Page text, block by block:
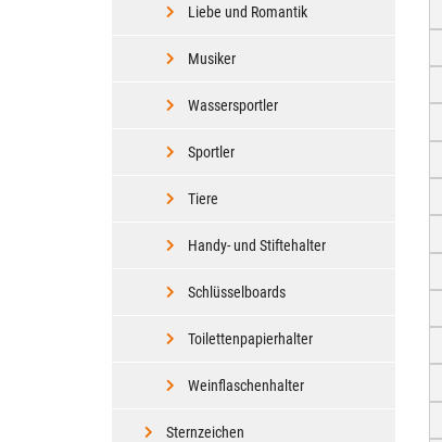
Liebe und Romantik
Musiker
Wassersportler
Sportler
Tiere
Handy- und Stiftehalter
Schlüsselboards
Toilettenpapierhalter
Weinflaschenhalter
Sternzeichen